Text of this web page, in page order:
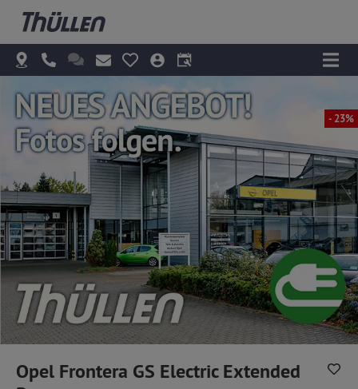
- 23%
Opel Frontera GS Electric Extended